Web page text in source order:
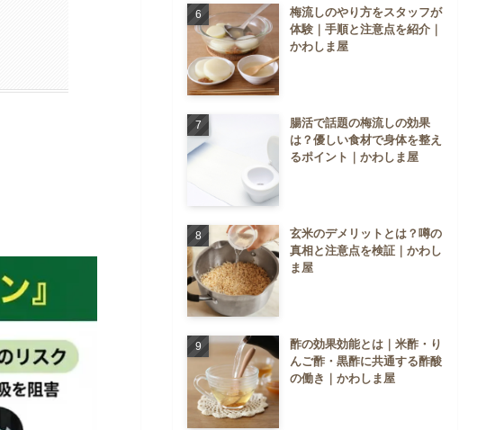
梅流しのやり方をスタッフが
体験｜手順と注意点を紹介｜
かわしま屋
腸活で話題の梅流しの効果
は？優しい食材で身体を整え
るポイント｜かわしま屋
玄米のデメリットとは？噂の
真相と注意点を検証｜かわし
ま屋
酢の効果効能とは｜米酢・り
んご酢・黒酢に共通する酢酸
の働き｜かわしま屋